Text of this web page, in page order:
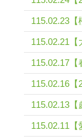
115.02.23【
115.02.21【
115.02.17【
115.02.16【
115.02.13【
115.02.11【